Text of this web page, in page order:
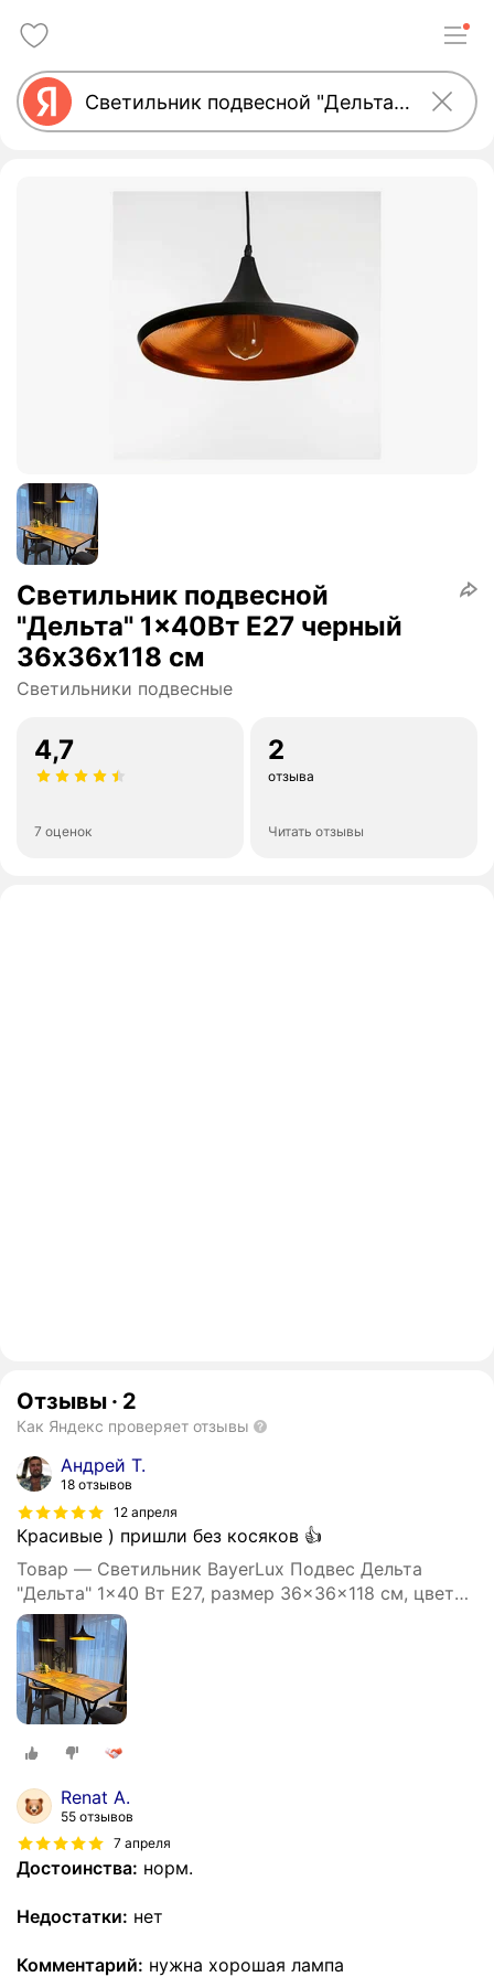
Светильник подвесной
"Дельта" 1x40Вт E27 черный
36х36х118 см
Светильники подвесные
4,7
7 оценок
2
отзыва
Читать отзывы
Отзывы · 2
Как Яндекс проверяет отзывы
Андрей Т.
18 отзывов
12 апреля
Красивые ) пришли без косяков 👍
Товар — Светильник BayerLux Подвес Дельта
"Дельта" 1×40 Вт E27, размер 36×36×118 см, цвет
чёрный
Renat A.
55 отзывов
7 апреля
Достоинства: норм.
Недостатки: нет
Комментарий: нужна хорошая лампа